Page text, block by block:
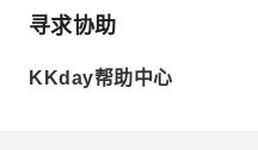
寻求协助
KKday帮助中心